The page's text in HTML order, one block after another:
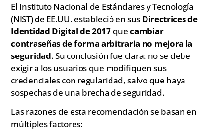
El Instituto Nacional de Estándares y Tecnología
(NIST) de EE.UU. estableció en sus Directrices de
Identidad Digital de 2017quecambiar
contraseñas de forma arbitraria no mejora la
seguridad. Su conclusión fue clara: no se debe
exigir a los usuarios que modifiquen sus
credenciales con regularidad, salvo que haya
sospechas de una brecha de seguridad.
Las razones de esta recomendación se basan en
múltiples factores: